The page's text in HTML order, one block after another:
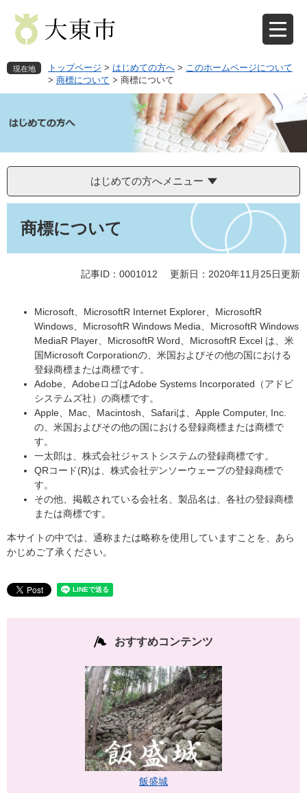
先
で
を
ば
文
へ
現在地 トップページ > はじめての方へ > このホームページについて
> 商標について > 商標について
はじめての方へメニュー
商標について
記事ID：0001012 更新日：2020年11月25日更新
Microsoft、MicrosoftR Internet Explorer、MicrosoftR
Windows、MicrosoftR Windows Media、MicrosoftR Windows
MediaR Player、MicrosoftR Word、MicrosoftR Excel は、米
国Microsoft Corporationの、米国およびその他の国における
登録商標または商標です。
Adobe、AdobeロゴはAdobe Systems Incorporated（アドビ
システムズ社）の商標です。
Apple、Mac、Macintosh、Safariは、Apple Computer, Inc.
の、米国およびその他の国における登録商標または商標で
す。
一太郎は、株式会社ジャストシステムの登録商標です。
QRコード(R)は、株式会社デンソーウェーブの登録商標で
す。
その他、掲載されている会社名、製品名は、各社の登録商標
または商標です。
本サイトの中では、通称または略称を使用していますことを、あら
かじめご了承ください。
おすすめコンテンツ
飯盛城